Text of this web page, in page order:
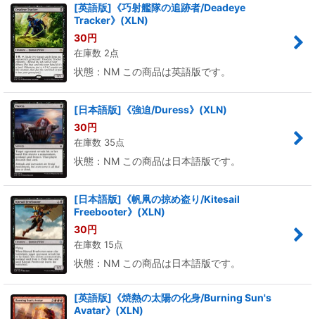
[英語版]《巧射艦隊の追跡者/Deadeye
Tracker》(XLN)
30円
在庫数 2点
状態：NM この商品は英語版です。
[日本語版]《強迫/Duress》(XLN)
30円
在庫数 35点
状態：NM この商品は日本語版です。
[日本語版]《帆凧の掠め盗り/Kitesail
Freebooter》(XLN)
30円
在庫数 15点
状態：NM この商品は日本語版です。
[英語版]《焼熱の太陽の化身/Burning Sun's
Avatar》(XLN)